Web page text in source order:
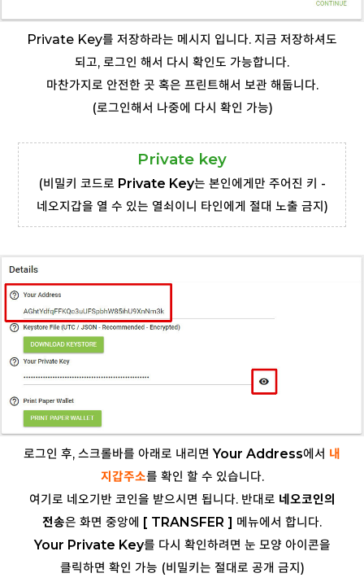
Private Key를 저장하라는 메시지 입니다. 지금 저장하셔도
되고, 로그인 해서 다시 확인도 가능합니다.
마찬가지로 안전한 곳 혹은 프린트해서 보관 해둡니다.
(로그인해서 나중에 다시 확인 가능)
Private key
(비밀키 코드로 Private Key는 본인에게만 주어진 키 -
네오지갑을 열 수 있는 열쇠이니 타인에게 절대 노출 금지)
로그인 후, 스크롤바를 아래로 내리면Your Address에서 내
지갑주소를 확인 할 수 있습니다.
여기로 네오기반 코인을 받으시면 됩니다. 반대로 네오코인의
전송은 화면 중앙에 [ TRANSFER ] 메뉴에서 합니다.
Your Private Key를 다시 확인하려면 눈 모양 아이콘을
클릭하면 확인 가능 (비밀키는 절대로 공개 금지)